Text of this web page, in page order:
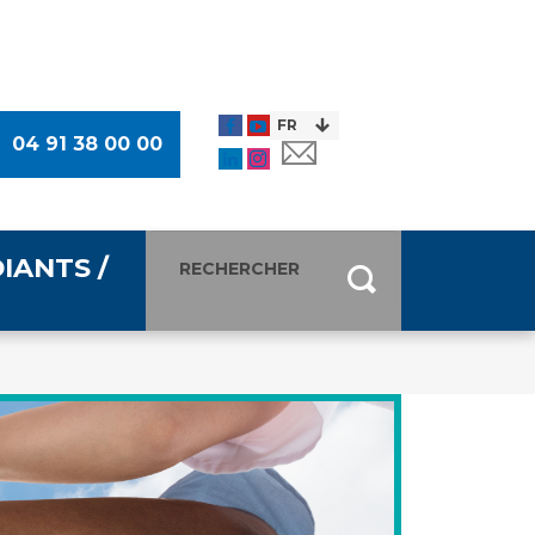
04 91 38 00 00
Des Usagers (CDU)
des Usagers
/
de presse